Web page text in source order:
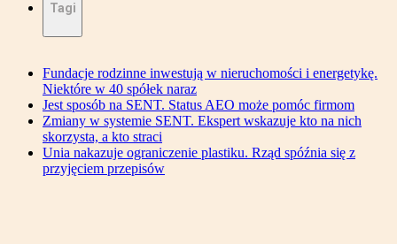
Tagi
Fundacje rodzinne inwestują w nieruchomości i energetykę.
Niektóre w 40 spółek naraz
Jest sposób na SENT. Status AEO może pomóc firmom
Zmiany w systemie SENT. Ekspert wskazuje kto na nich
skorzysta, a kto straci
Unia nakazuje ograniczenie plastiku. Rząd spóźnia się z
przyjęciem przepisów